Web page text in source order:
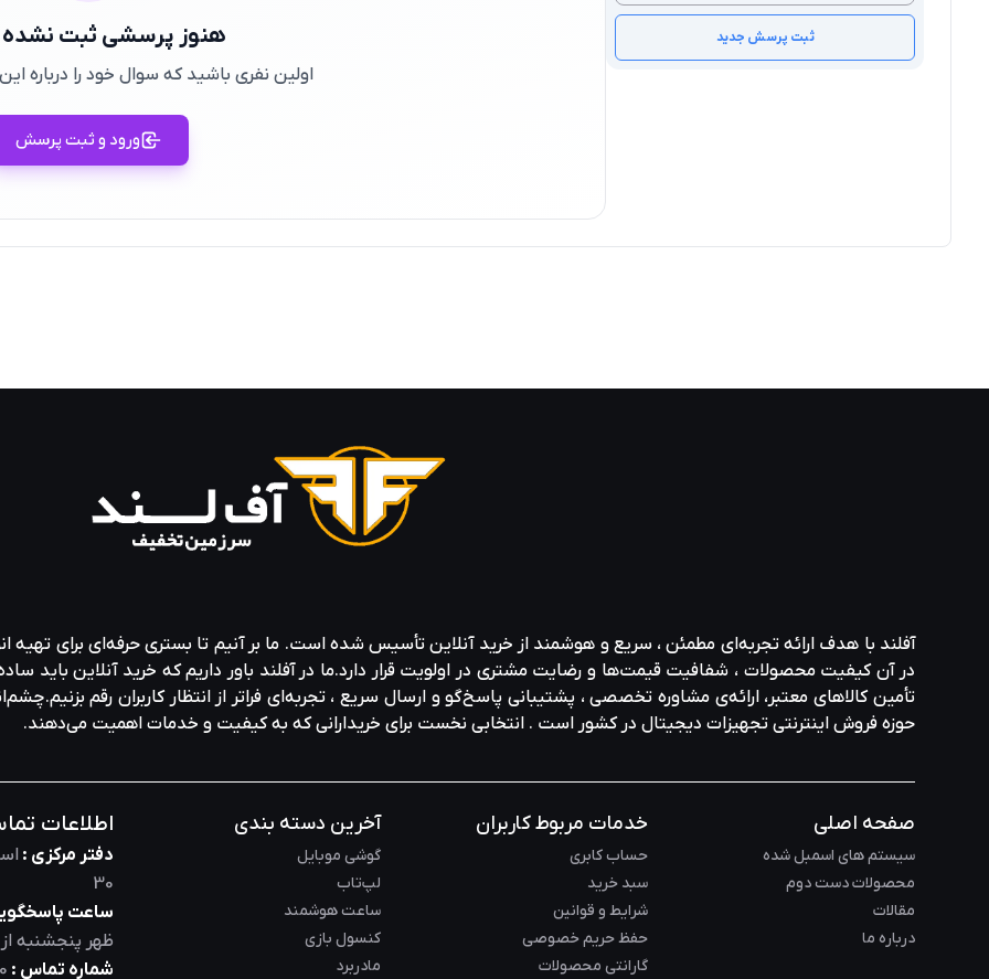
ثبت پرسش جدید هنوز پرسشی ثبت
اولین نفری باشید که سوال خود را درباره
ورود و ثبت پرسش
آفلند با هدف ارائه‌ تجربه‌ای مطمئن ، سریع و هوشمند از خرید آنلاین تأسیس شده است. ما بر آنیم تا بستری حرفه‌ای برای تهیه‌
در آن کیفیت محصولات ، شفافیت قیمت‌ها و رضایت مشتری در اولویت قرار دارد.ما در آفلند باور داریم که خرید آنلاین باید
تأمین کالاهای معتبر، ارائه‌ی مشاوره‌ تخصصی ، پشتیبانی پاسخ‌گو و ارسال سریع ، تجربه‌ای فراتر از انتظار کاربران رقم
حوزه‌ فروش اینترنتی تجهیزات دیجیتال در کشور است . انتخابی نخست برای خریدارانی که به کیفیت و خدمات اهمیت می‌دهند.
صفحه اصلی
سیستم های اسمبل شده
محصولات دست دوم
مقالات
درباره ما
خدمات مربوط کاربران
حساب کابری
سبد خرید
شرایط و قوانین
حفظ حریم خصوصی
گارانتی محصولات
آخرین دسته بندی
گوشی موبایل
لپ‌تاب
ساعت هوشمند
کنسول بازی
مادربرد
اطلاعات
دفتر مرکزی :
30
ساعت
ظهر پنجشنبه
شماره تماس :